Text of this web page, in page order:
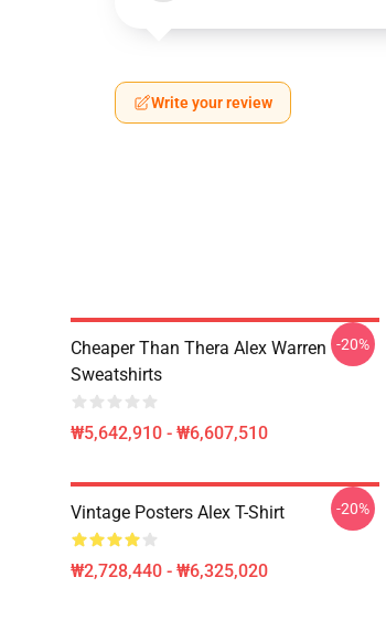
Write your review
Cheaper Than Thera Alex Warren
Sweatshirts
₩5,642,910 - ₩6,607,510
-20%
Vintage Posters Alex T-Shirt
₩2,728,440 - ₩6,325,020
-20%